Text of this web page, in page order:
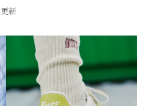
更新